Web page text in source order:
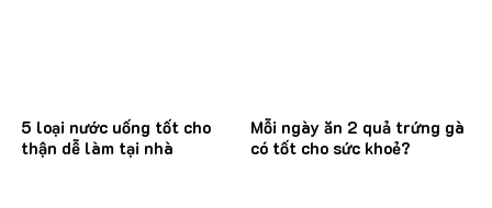
5 loại nước uống tốt cho
thận dễ làm tại nhà
Mỗi ngày ăn 2 quả trứng gà
có tốt cho sức khoẻ?